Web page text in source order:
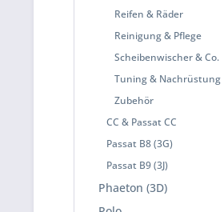
Reifen & Räder
Reinigung & Pflege
Scheibenwischer & Co.
Tuning & Nachrüstung
Zubehör
CC & Passat CC
Passat B8 (3G)
Passat B9 (3J)
Phaeton (3D)